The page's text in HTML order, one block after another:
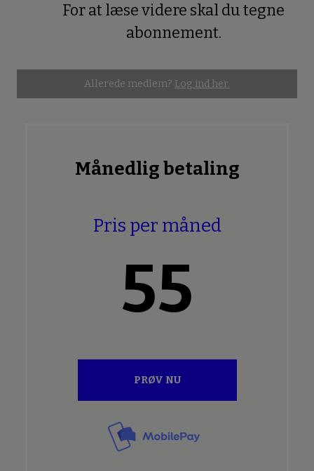
For at læse videre skal du tegne
abonnement.
Allerede medlem? Log ind her.
Månedlig betaling
Pris per måned
55
PRØV NU